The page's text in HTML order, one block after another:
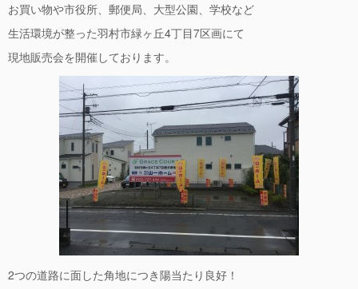
お買い物や市役所、郵便局、大型公園、学校など
生活環境が整った羽村市緑ヶ丘4丁目7区画にて
現地販売会を開催しております。
2つの道路に面した角地につき陽当たり良好！